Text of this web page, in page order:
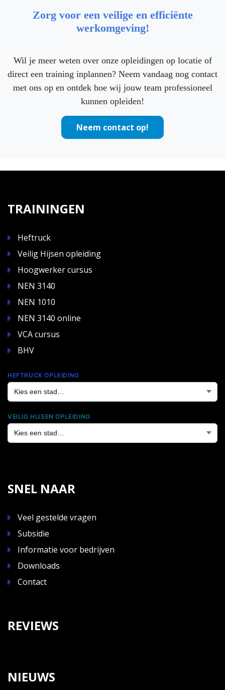
Zorg voor een veilige en efficiënte
werkomgeving!
Wil je meer weten over onze opleidingen op locatie of
direct een training inplannen? Neem vandaag nog contact
met ons op en ontdek hoe wij jouw team professioneel
kunnen opleiden!
Neem contact op!
TRAININGEN
Heftruck
Veilig Hijsen opleiding
Hoogwerker cursus
NEN 3140
NEN 1010
NEN 3140 online
VCA cursus
BHV
HEFTRUCK OPLEIDING
VEILIG HIJSEN OPLEIDING
SNEL NAAR
Veel gestelde vragen
Subsidie
Informatie voor bedrijven
Downloads
Contact
REVIEWS
NIEUWS